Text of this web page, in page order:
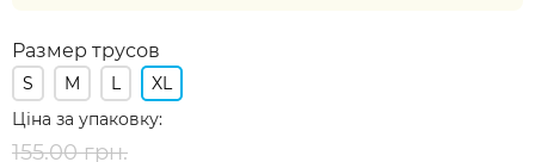
Размер трусов
S M L
XL
Ціна за упаковку:
155.00 грн.